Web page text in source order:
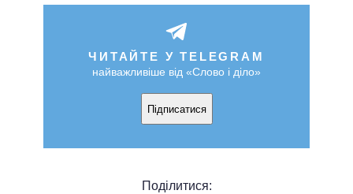
ЧИТАЙТЕ У TELEGRAM
найважливіше від «Слово і діло»
Підписатися
Поділитися: